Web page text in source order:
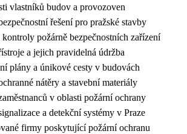
vlastníků budov a provozoven
řešení pro pražské stavby
kontroly požárně bezpečnostních zařízení
a jejich pravidelná údržba
plány a únikové cesty v budovách
nátěry a stavební materiály
v oblasti požární ochrany
a detekční systémy v Praze
firmy poskytující požární ochranu